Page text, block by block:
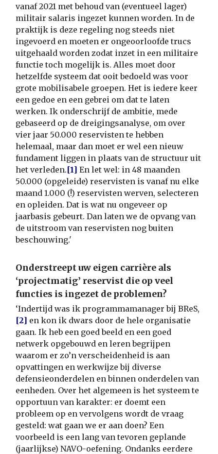
vanaf 2021 met behoud van (eventueel lager)
militair salaris ingezet kunnen worden. In de
praktijk is deze regeling nog steeds niet
ingevoerd en moeten er ongeoorloofde trucs
uitgehaald worden zodat inzet in een militaire
functie toch mogelijk is. Alles moet door
hetzelfde systeem dat ooit bedoeld was voor
grote mobilisabele groepen. Het is iedere keer
een gedoe en een gebrei om dat te laten
werken. Ik onderschrijf de ambitie, mede
gebaseerd op de dreigingsanalyse, om over
vier jaar 50.000 reservisten te hebben
helemaal, maar dan moet er wel een nieuw
fundament liggen in plaats van de structuur uit
het verleden.[1] En let wel: in 48 maanden
50.000 (opgeleide) reservisten is vanaf nu elke
maand 1.000 (!) reservisten werven, selecteren
en opleiden. Dat is wat nu ongeveer op
jaarbasis gebeurt. Dan laten we de opvang van
de uitstroom van reservisten nog buiten
beschouwing.'
Onderstreept uw eigen carrière als
‘projectmatig’ reservist die op veel
functies is ingezet de problemen?
‘Indertijd was ik programmamanager bij BReS,
[2] en kon ik dwars door de hele organisatie
gaan. Ik heb een goed beeld en een goed
netwerk opgebouwd en leren begrijpen
waarom er zo’n verscheidenheid is aan
opvattingen en werkwijze bij diverse
defensieonderdelen en binnen onderdelen van
eenheden. Over het algemeen is het systeem te
opportuun van karakter: er doemt een
probleem op en vervolgens wordt de vraag
gesteld: wat gaan we er aan doen? Een
voorbeeld is een lang van tevoren geplande
(jaarlijkse) NAVO-oefening. Ondanks eerdere